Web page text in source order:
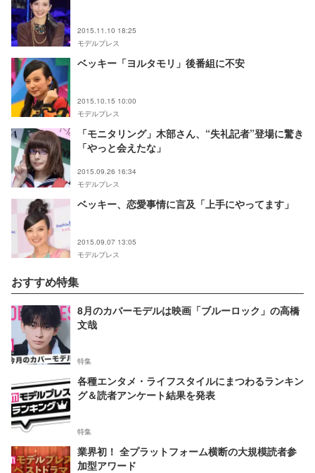
2015.11.10 18:25
モデルプレス
ベッキー「ヨルタモリ」後番組に不安
2015.10.15 10:00
モデルプレス
「モニタリング」木部さん、“失礼記者”登場に驚き
「やっと会えたな」
2015.09.26 16:34
モデルプレス
ベッキー、恋愛事情に言及「上手にやってます」
2015.09.07 13:05
モデルプレス
おすすめ特集
8月のカバーモデルは映画「ブルーロック」の高橋
文哉
特集
各種エンタメ・ライフスタイルにまつわるランキン
グ＆読者アンケート結果を発表
特集
業界初！ 全プラットフォーム横断の大規模読者参
加型アワード